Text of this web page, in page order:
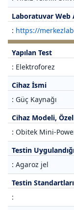
Laboratuvar Web
: https://
Yapılan Test
: Elektroforez
Cihaz İsmi
: Güç Kaynağı
Cihaz Modeli,
: Obitek Mini-
Testin
: Agaroz jel
Testin Standartları
: